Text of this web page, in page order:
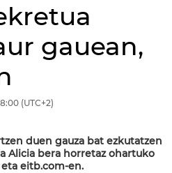
gauean,
(UTC+2)
duen gauza bat ezkutatzen
Alicia bera horretaz ohartuko
eta eitb.com-en.